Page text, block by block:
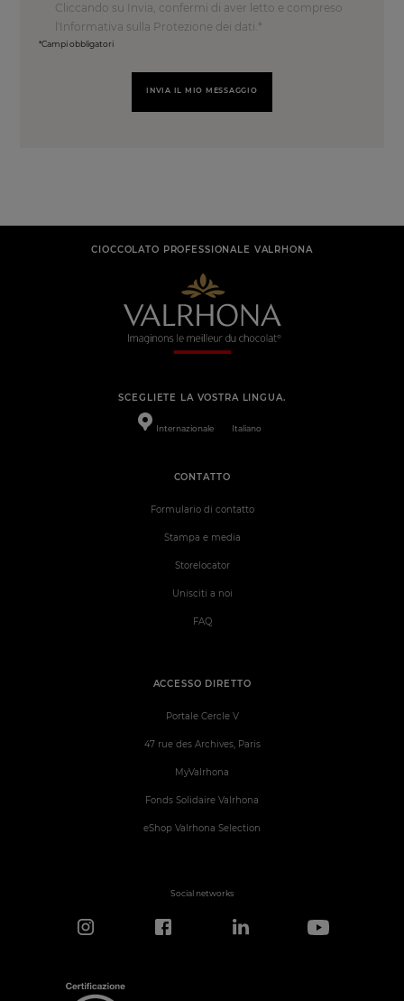
Cliccando su Invia, confermi di aver letto e compreso
l'Informativa sulla Protezione dei dati.
*Campi obbligatori
INVIA IL MIO MESSAGGIO
CIOCCOLATO PROFESSIONALE VALRHONA
SCEGLIETE LA VOSTRA LINGUA.
Internazionale Italiano
ACCESSO DIRETTO
Portale Cercle V
47 rue des Archives, Paris
MyValrhona
Fonds Solidaire Valrhona
eShop Valrhona Selection
CONTATTO
Formulario di contatto
Stampa e media
Storelocator
Unisciti a noi
FAQ
Social networks